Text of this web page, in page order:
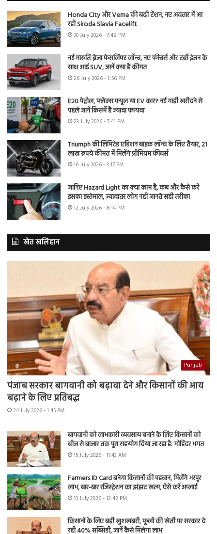
Honda City और Verna की बढ़ी टेंशन, नए अवतार में आ
रही Skoda Slavia Facelift
30 July 2026 - 7:48 PM
नई मारुति ब्रेजा फेसलिफ्ट लॉन्च, नए फीचर्स और टर्बो इंजन के
साथ आई SUV, जानें क्या है कीमत
26 July 2026 - 3:56 PM
E20 पेट्रोल, फ्लेक्स फ्यूल या EV कार? नई गाड़ी खरीदने से
पहले जानें किसमें है ज्यादा फायदा
23 July 2026 - 7:41 PM
Triumph की लिमिटेड एडिशन बाइक लॉन्च के लिए तैयार, 21
लाख रुपये कीमत में मिलेंगे प्रीमियम फीचर्स
16 July 2026 - 3:17 PM
जानिए Hazard Light का क्या काम है, कब और कैसे करें
इसका इस्तेमाल, ज्यादातर लोग नहीं जानते सही तरीका
12 July 2026 - 6:14 PM
खेत खलिहान
Punjab
पंजाब सरकार बागवानी को बढ़ावा देने और किसानों की आय
बढ़ाने के लिए प्रतिबद्ध
24 July 2026 - 1:45 PM
बागवानी को लाभकारी व्यवसाय बनाने के लिए किसानों को
बीज से बाजार तक पूरा सहयोग दिया जा रहा है: मोहिंदर भगत
15 July 2026 - 11:43 AM
Farmers ID Card बनेगा किसानों की पहचान, मिलेंगे भरपूर
लाभ, बार-बार रजिस्ट्रेशन का झंझट खत्म, ऐसे करें अप्लाई
10 July 2026 - 12:42 PM
किसानों के लिए बड़ी खुशखबरी, फूलों की खेती पर सरकार दे
रही 40% सब्सिडी, जानें कैसे मिलेगा लाभ